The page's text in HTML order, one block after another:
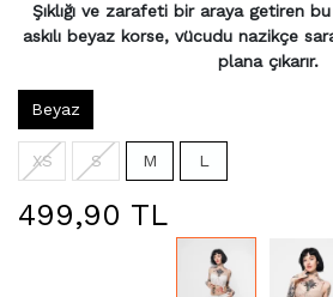
Şıklığı ve zarafeti bir araya getiren
askılı beyaz korse, vücudu nazikçe
plana çıkarır.
Beyaz
XS S M L
499,90 TL